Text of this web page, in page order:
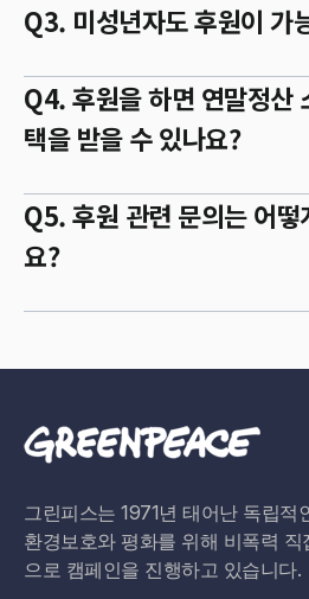
Q3. 미성년자도 후원이 가
Q4. 후원을 하면 연말정산
택을 받을 수 있나요?
Q5. 후원 관련 문의는 어떻
요?
그린피스는 1971년 태어난 독립적
환경보호와 평화를 위해 비폭력
으로 캠페인을 진행하고 있습니다.